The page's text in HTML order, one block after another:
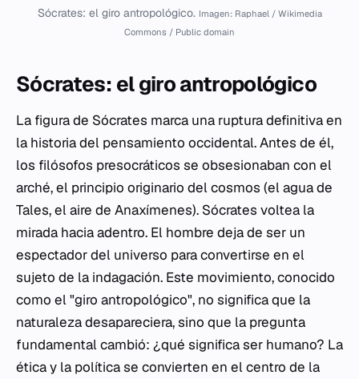
Sócrates: el giro antropológico. Imagen: Raphael / Wikimedia
Commons / Public domain
Sócrates: el giro antropológico
La figura de Sócrates marca una ruptura definitiva en
la historia del pensamiento occidental. Antes de él,
los filósofos presocráticos se obsesionaban con el
arché, el principio originario del cosmos (el agua de
Tales, el aire de Anaxímenes). Sócrates voltea la
mirada hacia adentro. El hombre deja de ser un
espectador del universo para convertirse en el
sujeto de la indagación. Este movimiento, conocido
como el "giro antropológico", no significa que la
naturaleza desapareciera, sino que la pregunta
fundamental cambió: ¿qué significa ser humano? La
ética y la política se convierten en el centro de la